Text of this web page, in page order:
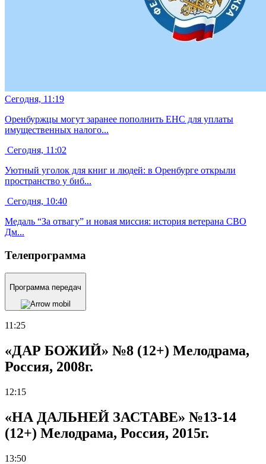
Сегодня, 11:19
Оренбуржцы могут заранее пополнить ЕНС для уплаты
имущественных налого...
Сегодня, 11:02
Уютный уголок для книг и людей: в Оренбурге открыли
пространство у биб...
Сегодня, 10:40
Медаль “За отвагу” и новая миссия: история ветерана СВО
Дм...
Телепрограмма
Программа передач
11:25
«ДАР БОЖИЙ» №8 (12+) Мелодрама,
Россия, 2008г.
12:15
«НА ДАЛЬНЕЙ ЗАСТАВЕ» №13-14
(12+) Мелодрама, Россия, 2015г.
13:50